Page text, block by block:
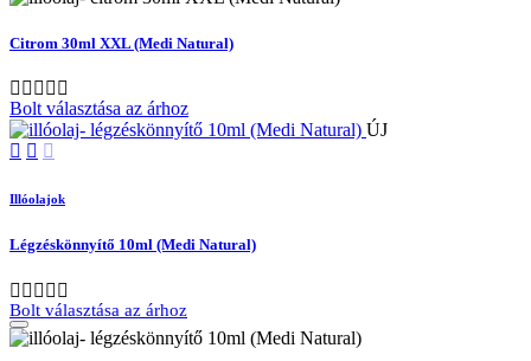
Citrom 30ml XXL (Medi Natural)
Bolt választása az árhoz
ÚJ
Illóolajok
Légzéskönnyítő 10ml (Medi Natural)
Bolt választása az árhoz